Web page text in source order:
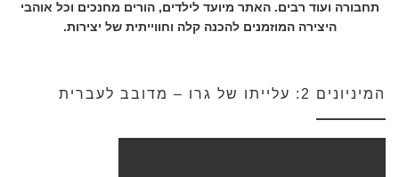
תחבורה ועוד רבים. האתר מיועד לילדים, הורים מחנכים וכל אוהבי
היצירה המוזמנים להכנה קלה וחווייתית של יצירות.
המיניונים 2: עלייתו של גרו – מדובב לעברית